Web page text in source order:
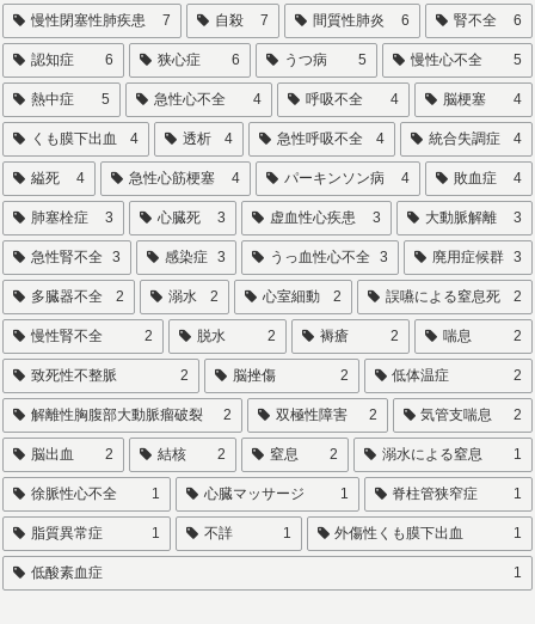
慢性閉塞性肺疾患 7 自殺 7 間質性肺炎 6 腎不全 6
認知症 6 狭心症 6 うつ病 5 慢性心不全 5
熱中症 5 急性心不全 4 呼吸不全 4 脳梗塞 4
くも膜下出血 4 透析 4 急性呼吸不全 4 統合失調症 4
縊死 4 急性心筋梗塞 4 パーキンソン病 4 敗血症 4
肺塞栓症 3 心臓死 3 虚血性心疾患 3 大動脈解離 3
急性腎不全 3 感染症 3 うっ血性心不全 3 廃用症候群 3
多臓器不全 2 溺水 2 心室細動 2 誤嚥による窒息死 2
慢性腎不全 2 脱水 2 褥瘡 2 喘息 2
致死性不整脈 2 脳挫傷 2 低体温症 2
解離性胸腹部大動脈瘤破裂 2 双極性障害 2 気管支喘息 2
脳出血 2 結核 2 窒息 2 溺水による窒息 1
徐脈性心不全 1 心臓マッサージ 1 脊柱管狭窄症 1
脂質異常症 1 不詳 1 外傷性くも膜下出血 1
低酸素血症 1